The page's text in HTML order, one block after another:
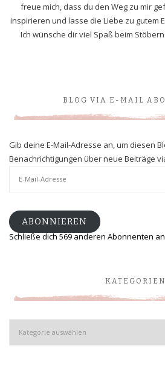
freue mich, dass du den Weg zu mir
inspirieren und lasse die Liebe zu gutem
Ich wünsche dir viel Spaß beim
BLOG VIA E-MAIL
Gib deine E-Mail-Adresse an, um diesen
Benachrichtigungen über neue Beiträge
ABONNIEREN
Schließe dich 569 anderen Abonnenten an
KATEGORIEN
Kategorien